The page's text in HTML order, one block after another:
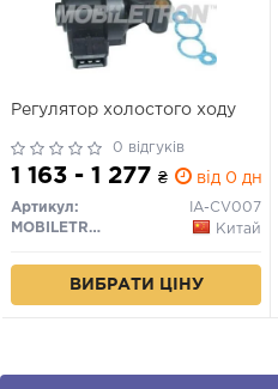
Регулятор холостого ходу
0 відгуків
1 163 - 1 277 ₴ від 0 дн.
Артикул:
IA-CV007
MOBILETRON
Китай
ВИБРАТИ ЦІНУ